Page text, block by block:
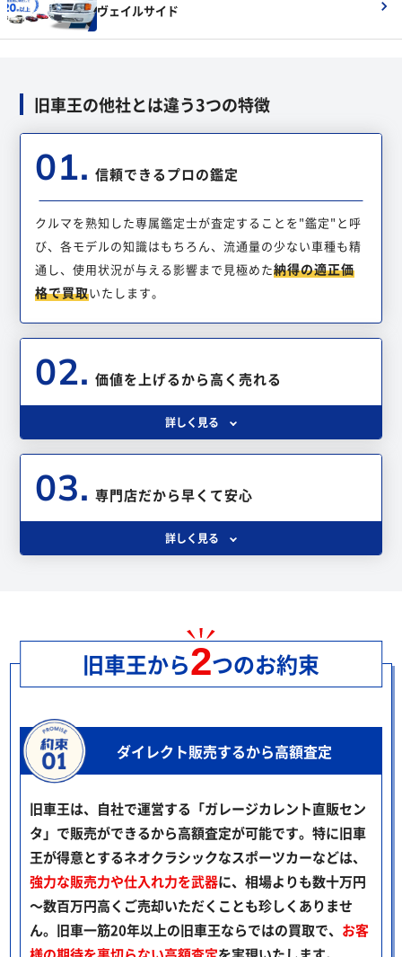
ヴェイルサイド
旧車王の他社とは違う3つの特徴
01. 信頼できるプロの鑑定
クルマを熟知した専属鑑定士が査定することを"鑑定"と呼
び、各モデルの知識はもちろん、流通量の少ない車種も精
通し、使用状況が与える影響まで見極めた納得の適正価
格で買取いたします。
02. 価値を上げるから高く売れる
詳しく見る
03. 専門店だから早くて安心
詳しく見る
旧車王から2つのお約束
ダイレクト販売するから高額査定
旧車王は、自社で運営する「ガレージカレント直販セン
タ」で販売ができるから高額査定が可能です。特に旧車
王が得意とするネオクラシックなスポーツカーなどは、
強力な販売力や仕入れ力を武器に、相場よりも数十万円
～数百万円高くご売却いただくことも珍しくありませ
ん。旧車一筋20年以上の旧車王ならではの買取で、 お客